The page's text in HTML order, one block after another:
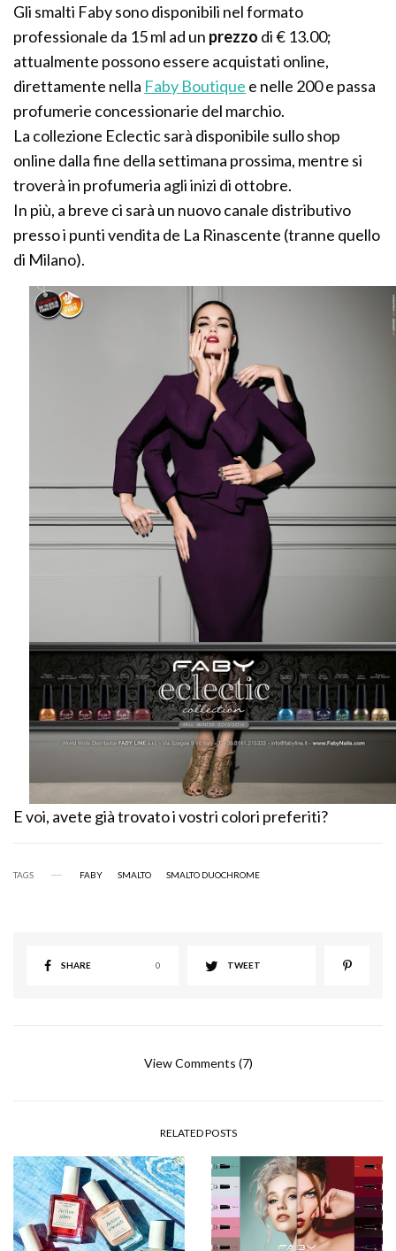
Gli smalti Faby sono disponibili nel formato
professionale da 15 ml ad un prezzo di € 13.00;
attualmente possono essere acquistati online,
direttamente nella Faby Boutique e nelle 200 e passa
profumerie concessionarie del marchio.
La collezione Eclectic sarà disponibile sullo shop
online dalla fine della settimana prossima, mentre si
troverà in profumeria agli inizi di ottobre.
In più, a breve ci sarà un nuovo canale distributivo
presso i punti vendita de La Rinascente (tranne quello
di Milano).
E voi, avete già trovato i vostri colori preferiti?
TAGS FABY SMALTO SMALTO DUOCHROME
SHARE 0 TWEET
View Comments (7)
RELATED POSTS